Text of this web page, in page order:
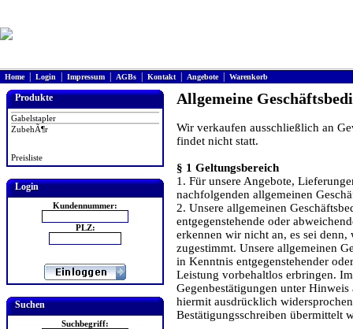
Home| Login Impressum AGBs Kontakt| Angebote| Warenkorb
Produkte
Gabelstapler
ZubehÃ¶r
Preisliste
Login
Kundennummer:
PLZ:
Suchen
Suchbegriff:
Allgemeine
Wir verkaufen ausschließlich an
findet nicht statt.
§ 1 Geltungsbereich
1. Für unsere Angebote,
nachfolgenden allgemeinen
2. Unsere allgemeinen
entgegenstehende oder
erkennen wir nicht an, es sei
zugestimmt. Unsere allgemeinen
in Kenntnis entgegenstehender
Leistung vorbehaltlos erbringen.
Gegenbestätigungen unter
hiermit ausdrücklich
Bestätigungsschreiben übermittelt